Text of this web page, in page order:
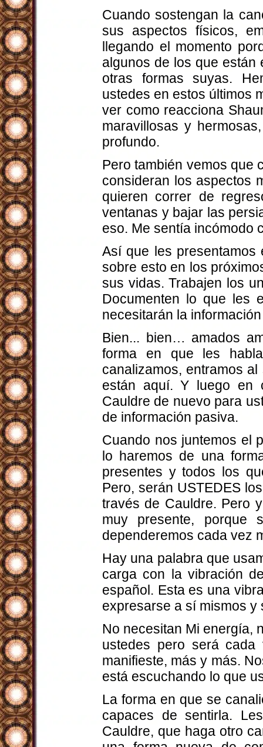
Cuando sostengan la
sus aspectos físicos,
llegando el momento
algunos de los que
otras formas suyas.
ustedes en estos últimos
ver como reacciona
maravillosas y
profundo.
Pero también vemos que
consideran los aspectos
quieren correr de
ventanas y bajar las
eso. Me sentía incómodo
Así que les presentamos
sobre esto en los
sus vidas. Trabajen los
Documenten lo que les
necesitarán la
Bien... bien… amados
forma en que les
canalizamos, entramos
están aquí. Y luego en
Cauldre de nuevo para
de información pasiva.
Cuando nos juntemos el
lo haremos de una
presentes y todos los
Pero, serán USTEDES
través de Cauldre. Pero
muy presente, porque
dependeremos cada vez
Hay una palabra que
carga con la vibración
español. Esta es una
expresarse a sí mismos y
No necesitan Mi energía,
ustedes pero será
manifieste, más y más.
está escuchando lo que
La forma en que se
capaces de sentirla.
Cauldre, que haga otro